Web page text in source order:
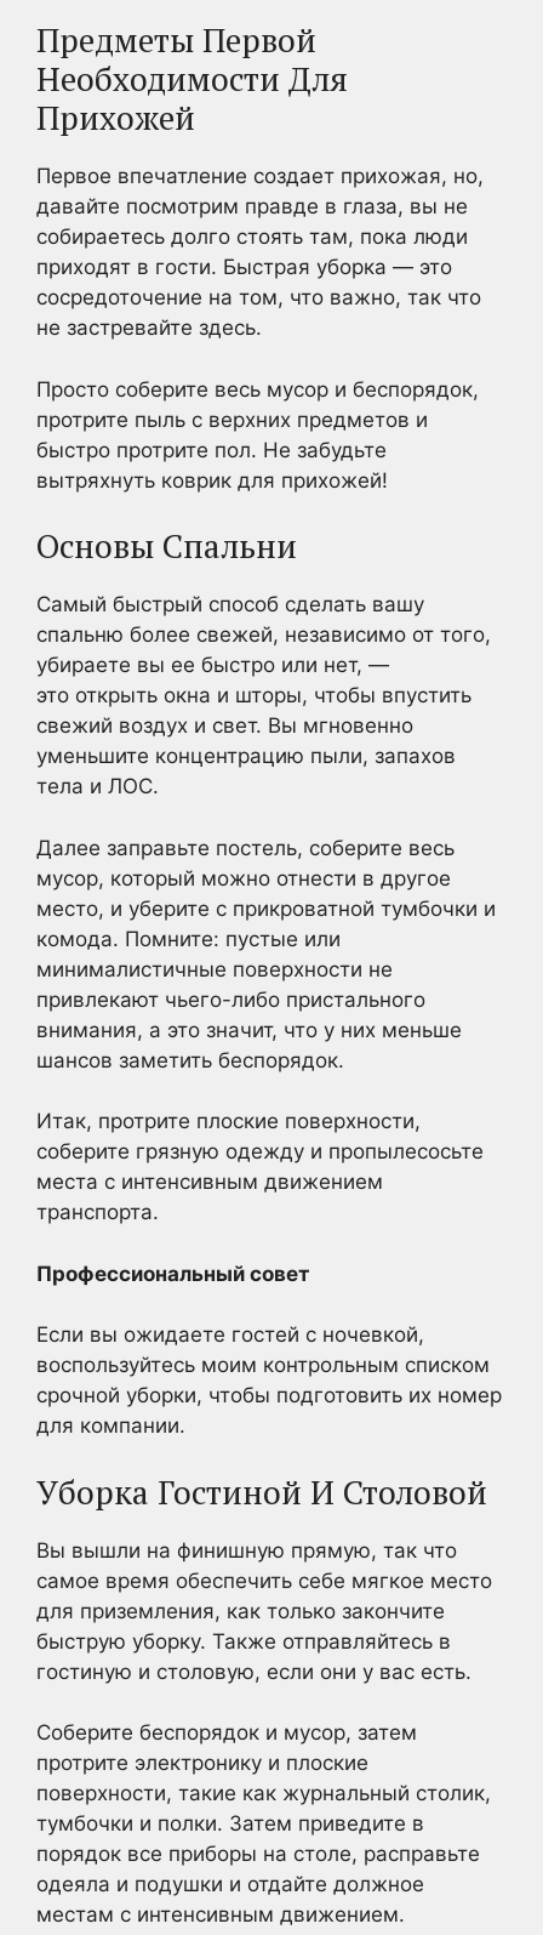
Предметы Первой
Необходимости Для
Прихожей
Первое впечатление создает прихожая, но,
давайте посмотрим правде в глаза, вы не
собираетесь долго стоять там, пока люди
приходят в гости. Быстрая уборка — это
сосредоточение на том, что важно, так что
не застревайте здесь.
Просто соберите весь мусор и беспорядок,
протрите пыль с верхних предметов и
быстро протрите пол. Не забудьте
вытряхнуть коврик для прихожей!
Основы Спальни
Самый быстрый способ сделать вашу
спальню более свежей, независимо от того,
убираете вы ее быстро или нет, —
это открыть окна и шторы, чтобы впустить
свежий воздух и свет. Вы мгновенно
уменьшите концентрацию пыли, запахов
тела и ЛОС.
Далее заправьте постель, соберите весь
мусор, который можно отнести в другое
место, и уберите с прикроватной тумбочки и
комода. Помните: пустые или
минималистичные поверхности не
привлекают чьего-либо пристального
внимания, а это значит, что у них меньше
шансов заметить беспорядок.
Итак, протрите плоские поверхности,
соберите грязную одежду и пропылесосьте
места с интенсивным движением
транспорта.
Профессиональный совет
Если вы ожидаете гостей с ночевкой,
воспользуйтесь моим контрольным списком
срочной уборки, чтобы подготовить их номер
для компании.
Уборка Гостиной И Столовой
Вы вышли на финишную прямую, так что
самое время обеспечить себе мягкое место
для приземления, как только закончите
быструю уборку. Также отправляйтесь в
гостиную и столовую, если они у вас есть.
Соберите беспорядок и мусор, затем
протрите электронику и плоские
поверхности, такие как журнальный столик,
тумбочки и полки. Затем приведите в
порядок все приборы на столе, расправьте
одеяла и подушки и отдайте должное
местам с интенсивным движением.